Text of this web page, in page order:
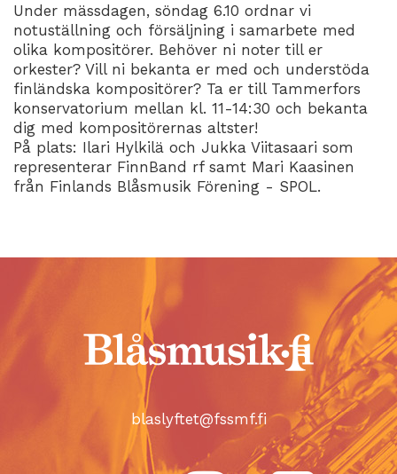
Under mässdagen, söndag 6.10 ordnar vi
notuställning och försäljning i samarbete med
olika kompositörer. Behöver ni noter till er
orkester? Vill ni bekanta er med och understöda
finländska kompositörer? Ta er till Tammerfors
konservatorium mellan kl. 11-14:30 och bekanta
dig med kompositörernas altster!
På plats: Ilari Hylkilä och Jukka Viitasaari som
representerar FinnBand rf samt Mari Kaasinen
från Finlands Blåsmusik Förening - SPOL.
blaslyftet@fssmf.fi